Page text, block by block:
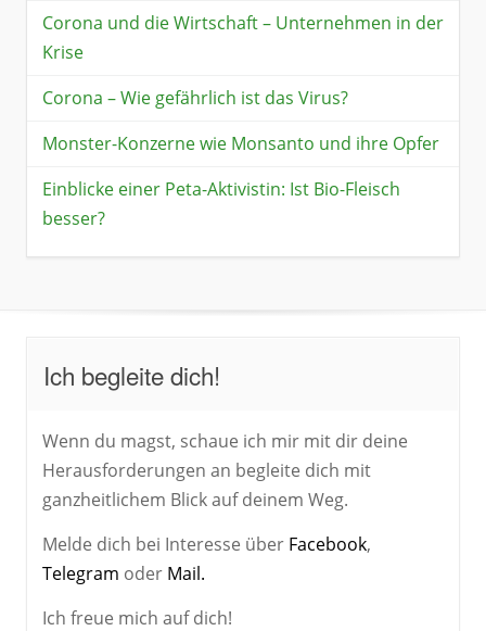
Corona und die Wirtschaft – Unternehmen in der
Krise
Corona – Wie gefährlich ist das Virus?
Monster-Konzerne wie Monsanto und ihre Opfer
Einblicke einer Peta-Aktivistin: Ist Bio-Fleisch
besser?
Ich begleite dich!
Wenn du magst, schaue ich mir mit dir deine
Herausforderungen an begleite dich mit
ganzheitlichem Blick auf deinem Weg.
Melde dich bei Interesse über Facebook,
Telegram oder Mail.
Ich freue mich auf dich!